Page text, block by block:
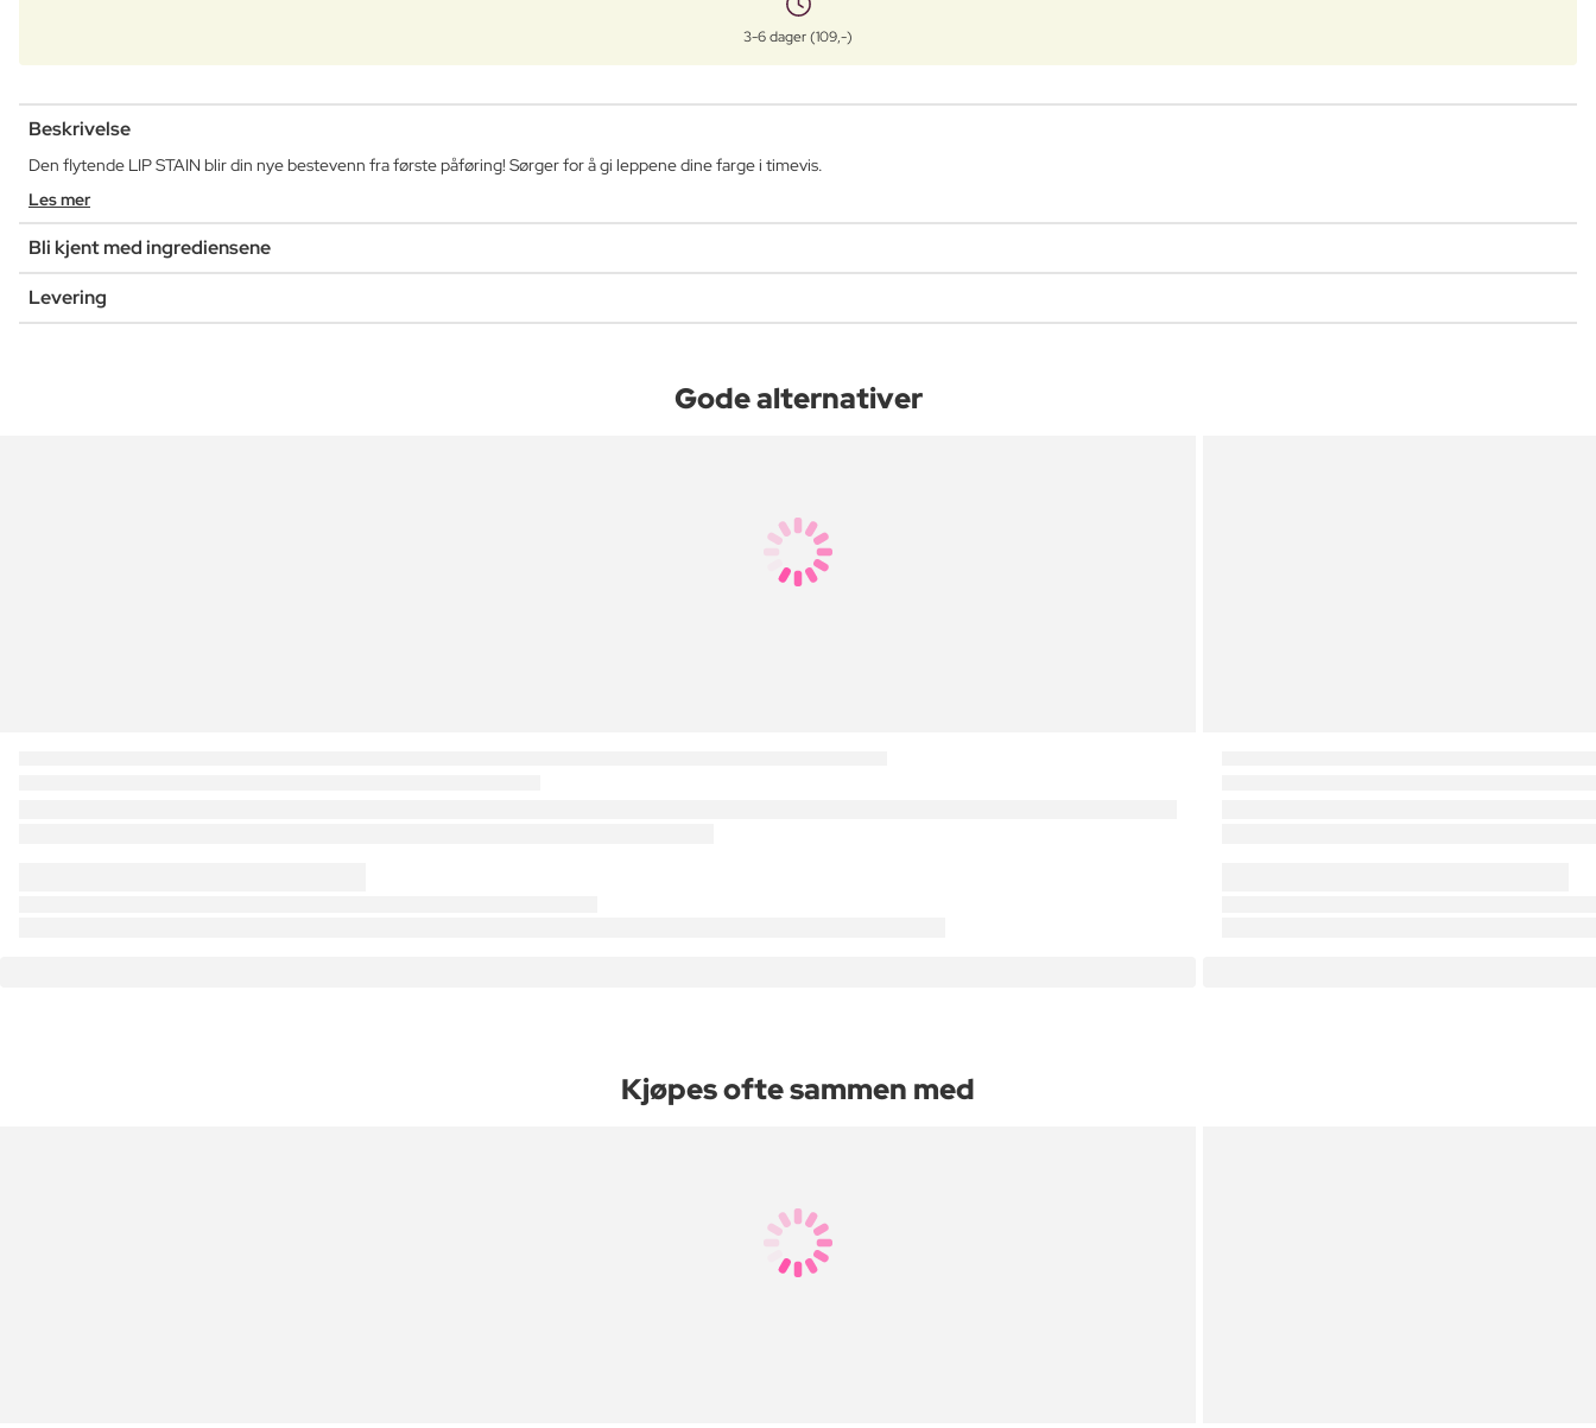
3-6 dager (109,-)
Beskrivelse
Den flytende LIP STAIN blir din nye bestevenn fra første påføring! Sørger for å gi leppene dine farge i timevis.
Les mer
Bli kjent med ingrediensene
Levering
Gode alternativer
Kjøpes ofte sammen med